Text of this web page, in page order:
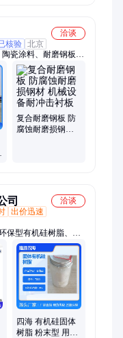
洽谈
核验 北京
瓷涂料、耐磨钢板、
复合耐磨钢板 防
腐蚀耐磨损钢材
司
洽谈
出价迅速
保型有机硅树脂、耐
脂、甲基MQ硅树脂、
硅树脂、乙烯基MQ
、污水处理消泡剂、
带硅树脂、有机硅匀
加成型有机硅压敏
烯基硅油、汽车配件
四海 有机硅固体
树脂 粉末型 用于